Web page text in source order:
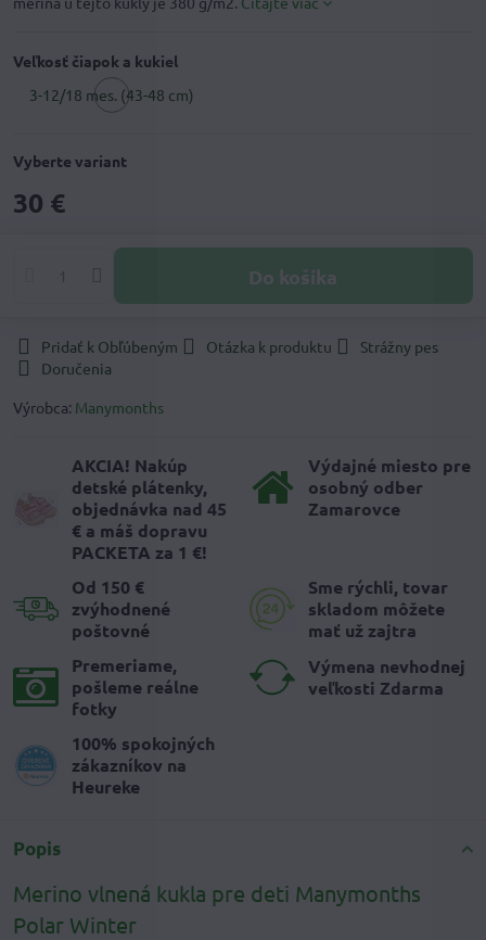
Veľkosť čiapok a kukiel
3-12/18 mes. (43-48 cm)
Vyberte variant
30 €
Do košíka
Pridať k Obľúbeným Otázka k produktu
Strážny pes
Doručenia
Výrobca: Manymonths
AKCIA! Nakúp
detské plátenky,
objednávka nad 45
€ a máš dopravu
PACKETA za 1 €!
Výdajné miesto pre
osobný odber
Zamarovce
Od 150 €
zvýhodnené
poštovné
Sme rýchli, tovar
skladom môžete
mať už zajtra
Premeriame,
pošleme reálne
fotky
Výmena nevhodnej
veľkosti Zdarma
100% spokojných
zákazníkov na
Heureke
Popis
Merino vlnená kukla pre deti Manymonths
Polar Winter